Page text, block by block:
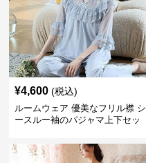
¥4,600 (税込)
ルームウェア 優美なフリル襟 シ
ースルー袖のパジャマ上下セッ